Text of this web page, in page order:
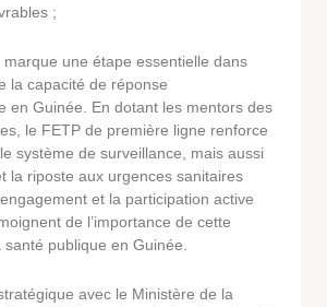
;
une étape essentielle dans
la capacité de réponse
en Guinée. En dotant les mentors des
le FETP de première ligne renforce
système de surveillance, mais aussi
la riposte aux urgences sanitaires
et la participation active
de l’importance de cette
publique en Guinée.
avec le Ministère de la